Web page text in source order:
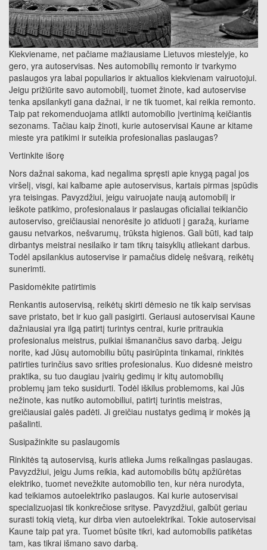
Kiekviename, net pačiame mažiausiame Lietuvos miestelyje, ko
gero, yra autoservisas. Nes automobilių remonto ir tvarkymo
paslaugos yra labai populiarios ir aktualios kiekvienam vairuotojui.
Jeigu prižiūrite savo automobilį, tuomet žinote, kad autoservise
tenka apsilankyti gana dažnai, ir ne tik tuomet, kai reikia remonto.
Taip pat rekomenduojama atlikti automobilio įvertinimą keičiantis
sezonams. Tačiau kaip žinoti, kurie autoservisai Kaune ar kitame
mieste yra patikimi ir suteikia profesionalias paslaugas?
Vertinkite išorę
Nors dažnai sakoma, kad negalima spręsti apie knygą pagal jos
viršelį, visgi, kai kalbame apie autoservisus, kartais pirmas įspūdis
yra teisingas. Pavyzdžiui, jeigu vairuojate naują automobilį ir
ieškote patikimo, profesionalaus ir paslaugas oficialiai teikiančio
autoserviso, greičiausiai nenorėsite jo atiduoti į garažą, kuriame
gausu netvarkos, nešvarumų, trūksta higienos. Gali būti, kad taip
dirbantys meistrai nesilaiko ir tam tikrų taisyklių atliekant darbus.
Todėl apsilankius autoservise ir pamačius didelę nešvarą, reikėtų
sunerimti.
Pasidomėkite patirtimis
Renkantis autoservisą, reikėtų skirti dėmesio ne tik kaip servisas
save pristato, bet ir kuo gali pasigirti. Geriausi autoservisai Kaune
dažniausiai yra ilgą patirtį turintys centrai, kurie pritraukia
profesionalus meistrus, puikiai išmanančius savo darbą. Jeigu
norite, kad Jūsų automobiliu būtų pasirūpinta tinkamai, rinkitės
patirties turinčius savo srities profesionalus. Kuo didesnė meistro
praktika, su tuo daugiau įvairių gedimų ir kitų automobilių
problemų jam teko susidurti. Todėl iškilus problemoms, kai Jūs
nežinote, kas nutiko automobiliui, patirtį turintis meistras,
greičiausiai galės padėti. Ji greičiau nustatys gedimą ir mokės ją
pašalinti.
Susipažinkite su paslaugomis
Rinkitės tą autoservisą, kuris atlieka Jums reikalingas paslaugas.
Pavyzdžiui, jeigu Jums reikia, kad automobilis būtų apžiūrėtas
elektriko, tuomet nevežkite automobilio ten, kur nėra nurodyta,
kad teikiamos autoelektriko paslaugos. Kai kurie autoservisai
specializuojasi tik konkrečiose srityse. Pavyzdžiui, galbūt geriau
surasti tokią vietą, kur dirba vien autoelektrikai. Tokie autoservisai
Kaune taip pat yra. Tuomet būsite tikri, kad automobilis patikėtas
tam, kas tikrai išmano savo darbą.